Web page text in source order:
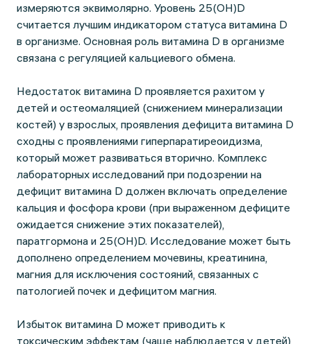
измеряются эквимолярно. Уровень 25(OH)D
считается лучшим индикатором статуса витамина D
в организме. Основная роль витамина D в организме
связана с регуляцией кальциевого обмена.
Недостаток витамина D проявляется рахитом у
детей и остеомаляцией (снижением минерализации
костей) у взрослых, проявления дефицита витамина D
сходны с проявлениями гиперпаратиреоидизма,
который может развиваться вторично. Комплекс
лабораторных исследований при подозрении на
дефицит витамина D должен включать определение
кальция и фосфора крови (при выраженном дефиците
ожидается снижение этих показателей),
паратгормона и 25(OH)D. Исследование может быть
дополнено определением мочевины, креатинина,
магния для исключения состояний, связанных с
патологией почек и дефицитом магния.
Избыток витамина D может приводить к
токсическим эффектам (чаще наблюдается у детей),